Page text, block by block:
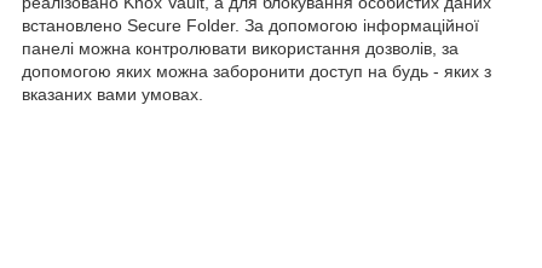
встановлено Secure Folder. За допомогою інформаційної
панелі можна контролювати використання дозволів, за
допомогою яких можна заборонити доступ на будь - яких з
вказаних вами умовах.